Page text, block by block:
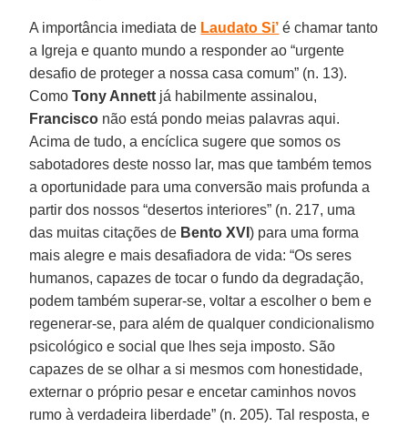
A importância imediata de Laudato Si’ é chamar tanto
a Igreja e quanto mundo a responder ao “urgente
desafio de proteger a nossa casa comum” (n. 13).
ComoTony Annett já habilmente assinalou,
Francisco não está pondo meias palavras aqui.
Acima de tudo, a encíclica sugere que somos os
sabotadores deste nosso lar, mas que também temos
a oportunidade para uma conversão mais profunda a
partir dos nossos “desertos interiores” (n. 217, uma
das muitas citações de Bento XVI) para uma forma
mais alegre e mais desafiadora de vida: “Os seres
humanos, capazes de tocar o fundo da degradação,
podem também superar-se, voltar a escolher o bem e
regenerar-se, para além de qualquer condicionalismo
psicológico e social que lhes seja imposto. São
capazes de se olhar a si mesmos com honestidade,
externar o próprio pesar e encetar caminhos novos
rumo à verdadeira liberdade” (n. 205). Tal resposta, e